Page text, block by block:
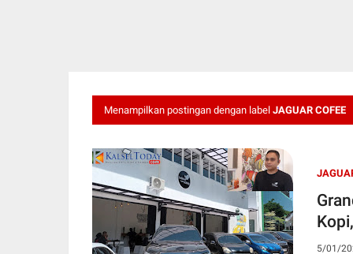
Menampilkan postingan dengan label JAGUAR COFEE
5/01/